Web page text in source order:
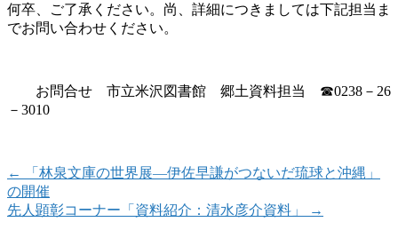
何卒、ご了承ください。尚、詳細につきましては下記担当ま
でお問い合わせください。
お問合せ 市立米沢図書館 郷土資料担当 ☎0238－26
－3010
←
「林泉文庫の世界展―伊佐早謙がつないだ琉球と沖縄」
の開催
先人顕彰コーナー「資料紹介：清水彦介資料」
→